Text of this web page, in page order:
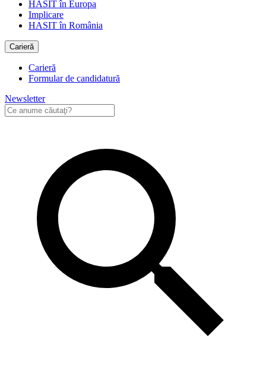
HASIT în Europa
Implicare
HASIT în România
Carieră
Carieră
Formular de candidatură
Newsletter